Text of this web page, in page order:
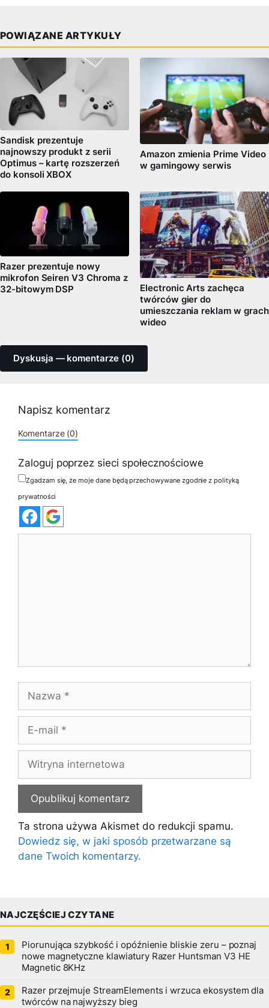
POWIĄZANE ARTYKUŁY
Sandisk prezentuje
najnowszy produkt z serii
Optimus – kartę rozszerzeń
do konsoli XBOX
Amazon zmienia Prime Video
w gamingowy serwis
Razer prezentuje nowy
mikrofon Seiren V3 Chroma z
32-bitowym DSP
Electronic Arts zachęca
twórców gier do
umieszczania reklam w grach
wideo
Dyskusja — komentarze (0)
Napisz komentarz
Komentarze (0)
Zaloguj poprzez sieci społecznościowe
Zgadzam się, że moje dane będą przechowywane zgodnie z polityką
prywatności
Nazwa
Witryna
internetowa
Ta strona używa Akismet do redukcji spamu.
Dowiedz się, w jaki sposób przetwarzane są
dane Twoich komentarzy.
NAJCZĘŚCIEJ CZYTANE
Piorunująca szybkość i opóźnienie bliskie zeru – poznaj
nowe magnetyczne klawiatury Razer Huntsman V3 HE
Magnetic 8KHz
Razer przejmuje StreamElements i wrzuca ekosystem dla
twórców na najwyższy bieg